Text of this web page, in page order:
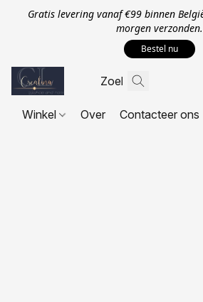
Gratis levering vanaf €99 binnen
morgen verzonden.
Bestel nu
Winkel Over Contacteer ons